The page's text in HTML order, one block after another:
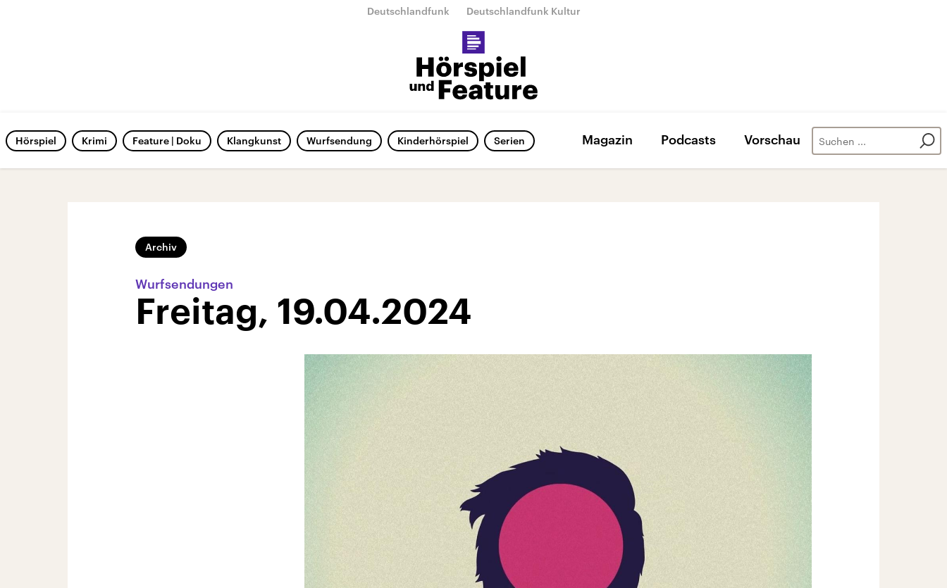
Deutschlandfunk Deutschlandfunk Kultur
Hörspiel Krimi Feature | Doku Klangkunst Wurfsendung Kinderhörspiel Serien Magazin Podcasts Vorschau
Archiv
Wurfsendungen
Freitag, 19.04.2024